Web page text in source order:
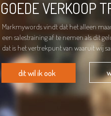
GOEDE VERKOOP
Markmywords vindt dat het alleen
een salestraining af te nemen als dit
dat is het vertrekpunt van waaruit wij
dit wil ik ook